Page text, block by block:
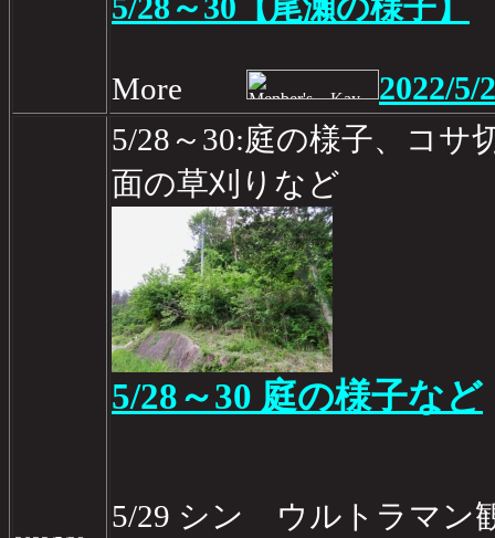
5/28～30【尾瀬の様子】
More 2022/5/
5/28～30:庭の様子、コサ
面の草刈りなど
5/28～30 庭の様子など
5/29 シン ウルトラマン